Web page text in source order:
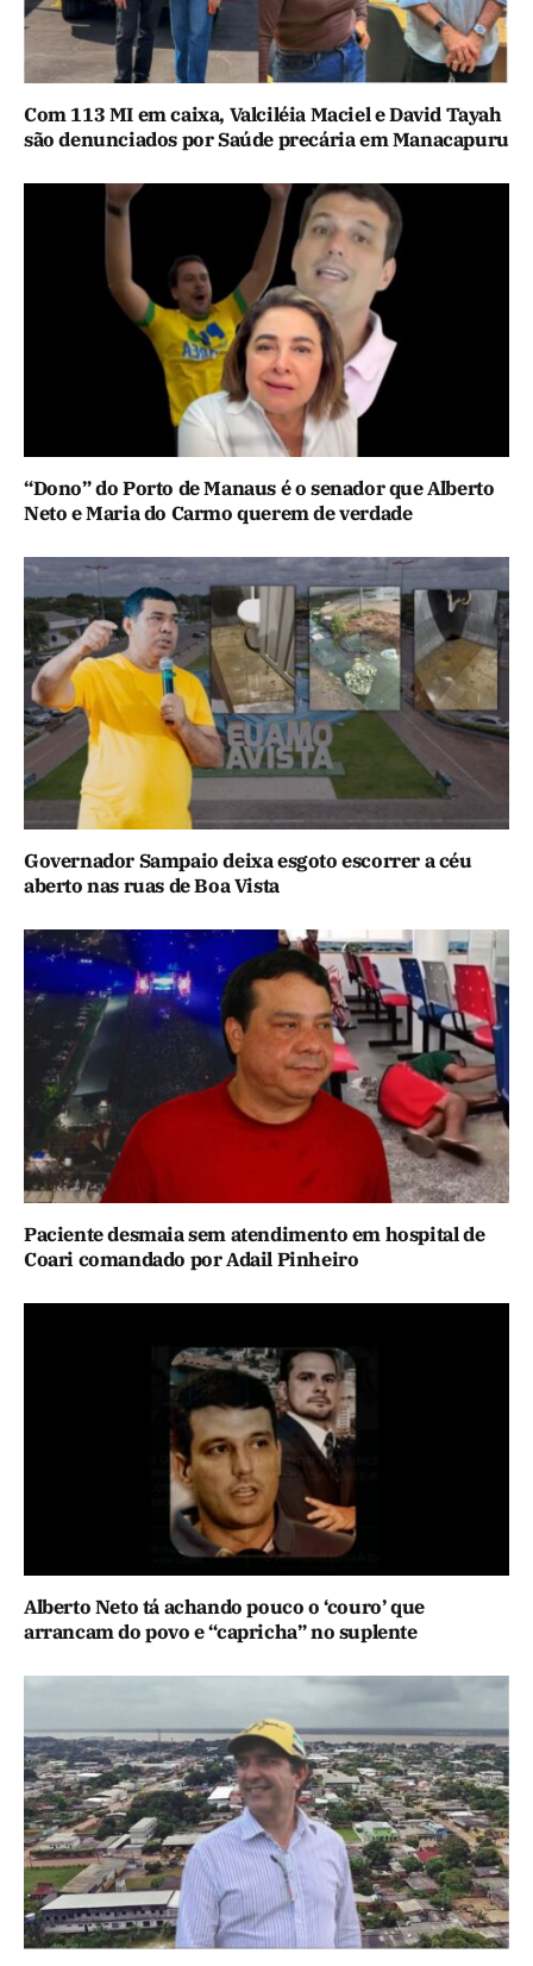
Com 113 MI em caixa, Valciléia Maciel e David Tayah
são denunciados por Saúde precária em Manacapuru
“Dono” do Porto de Manaus é o senador que Alberto
Neto e Maria do Carmo querem de verdade
Governador Sampaio deixa esgoto escorrer a céu
aberto nas ruas de Boa Vista
Paciente desmaia sem atendimento em hospital de
Coari comandado por Adail Pinheiro
Alberto Neto tá achando pouco o ‘couro’ que
arrancam do povo e “capricha” no suplente